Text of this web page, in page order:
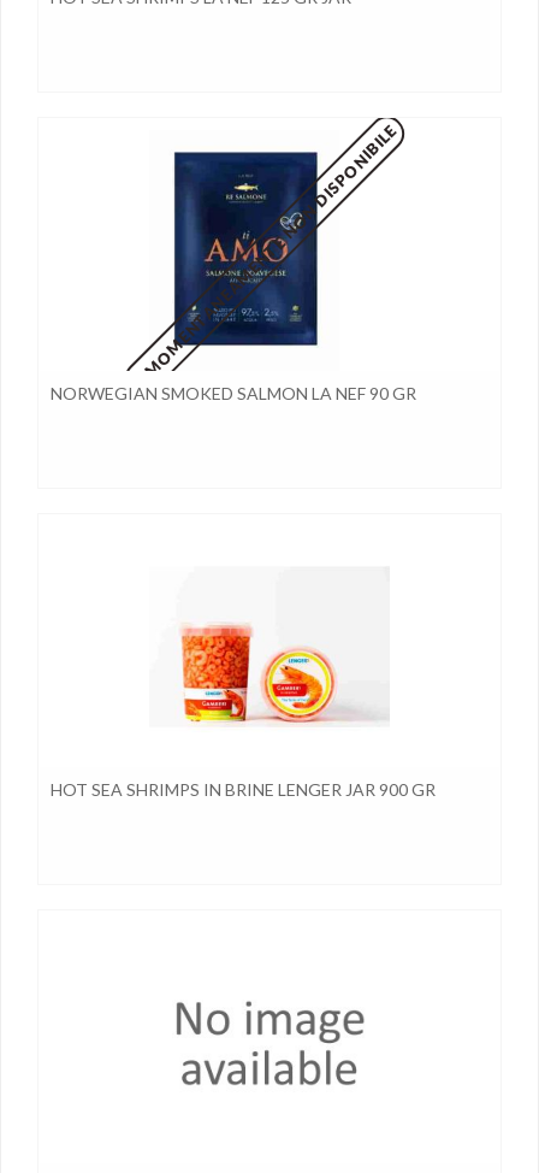
MOMENTANEAMENTE NON DISPONIBILE
NORWEGIAN SMOKED SALMON LA NEF 90 GR
HOT SEA SHRIMPS IN BRINE LENGER JAR 900 GR